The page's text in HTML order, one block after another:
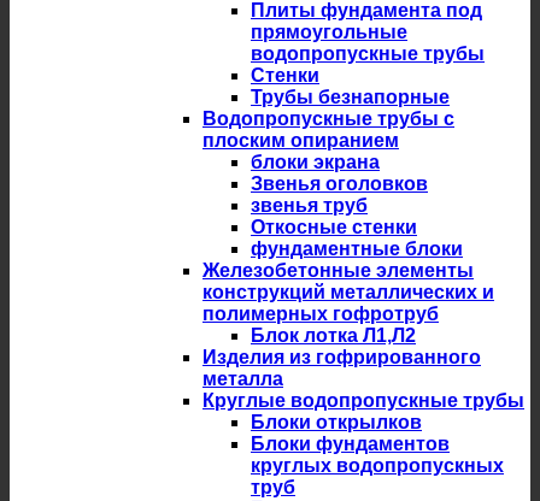
Плиты фундамента под
прямоугольные
водопропускные трубы
Стенки
Трубы безнапорные
Водопропускные трубы с
плоским опиранием
блоки экрана
Звенья оголовков
звенья труб
Откосные стенки
фундаментные блоки
Железобетонные элементы
конструкций металлических и
полимерных гофротруб
Блок лотка Л1,Л2
Изделия из гофрированного
металла
Круглые водопропускные трубы
Блоки открылков
Блоки фундаментов
круглых водопропускных
труб